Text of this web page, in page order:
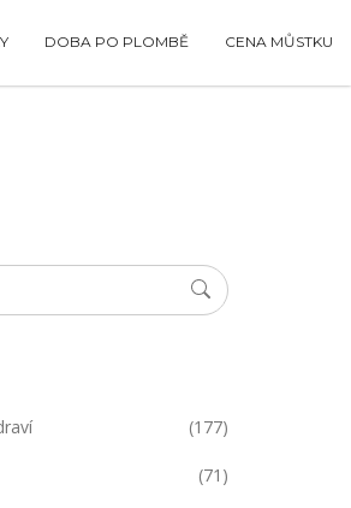
DOBA PO PLOMBĚ CENA MŮSTKU
(177)
(71)